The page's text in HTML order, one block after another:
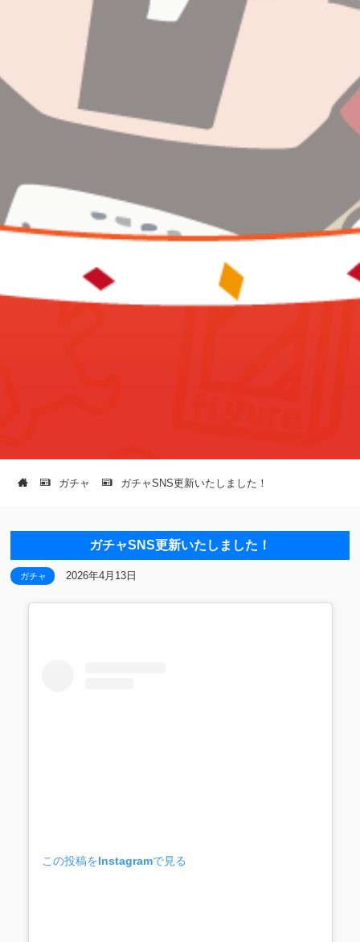
ガチャ ガチャSNS更新いたしました！
ガチャSNS更新いたしました！
ガチャ 2026年4月13日
この投稿をInstagramで見る